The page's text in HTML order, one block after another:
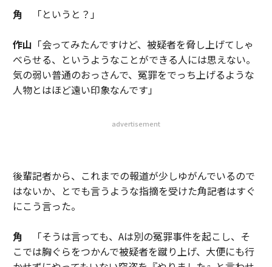
角 「というと？」
作山 「会ってみたんですけど、被疑者を脅し上げてしゃ
べらせる、というようなことができる人には思えない。
気の弱い普通のおっさんで、冤罪をでっち上げるような
人物とはほど遠い印象なんです」
advertisement
後輩記者から、これまでの報道が少しゆがんでいるので
はないか、とでも言うような指摘を受けた角記者はすぐ
にこう言った。
角
「そうは言っても、Aは別の冤罪事件を起こし、そ
こでは胸ぐらをつかんで被疑者を蹴り上げ、大便にも行